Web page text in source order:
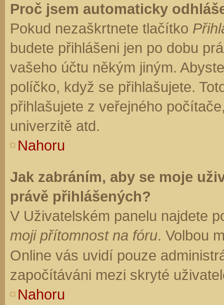
Proč jsem automaticky
Pokud nezaškrtnete tlačítko
budete přihlášeni jen po dobu
vašeho účtu někým jiným.
políčko, když se přihlašujete.
přihlašujete z veřejného
univerzitě atd.
Nahoru
Jak zabráním, aby se moje
právě přihlášených?
V Uživatelském panelu najdete
moji přítomnost na fóru. Volbou
Online vás uvidí pouze
započítáváni mezi skryté
Nahoru